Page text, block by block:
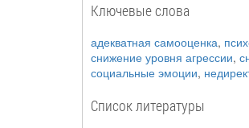
Ключевые слова
адекватная самооценка,
снижение уровня агрессии,
социальные эмоции,
Список литературы